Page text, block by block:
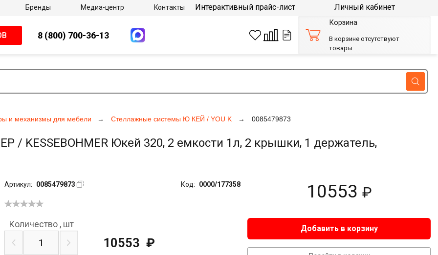
и механизмы для мебели Стеллажные системы Ю КЕЙ / YOU K 0085479873
KESSEBOHMER Юкей 320, 2 емкости 1л, 2 крышки, 1 держатель,
Артикул: 0085479873 Код: 0000/177358 10553 ₽
Количество , шт
10553 ₽
Добавить в корзину
Бренды Медиа-центр Контакты Интерактивный прайс-лист Личный кабинет
8 (800) 700-36-13
Корзина
В корзине отсутствуют
товары